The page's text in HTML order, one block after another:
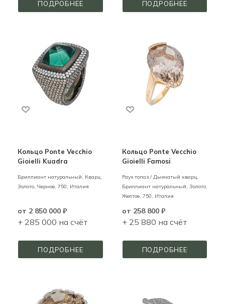
ПОДРОБНЕЕ ПОДРОБНЕЕ
Кольцо Ponte Vecchio
Gioielli Kuadra
Бриллиант натуральный, Кварц,
Золото, Черное, 750, Италия
от 2 850 000 ₽
+ 285 000 на счёт
ПОДРОБНЕЕ
Кольцо Ponte Vecchio
Gioielli Famosi
Раух топаз / Дымчатый кварц,
Бриллиант натуральный, Золото,
Желтое, 750, Италия
от 258 800 ₽
+ 25 880 на счёт
ПОДРОБНЕЕ